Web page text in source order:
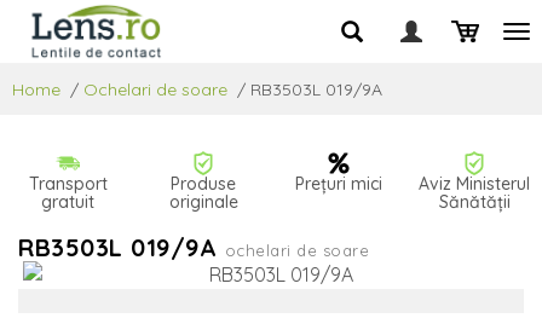
Home / Ochelari de soare / RB3503L 019/9A
Transport
gratuit
Produse
originale
Prețuri mici
Aviz Ministerul
Sănătății
RB3503L 019/9A ochelari de soare